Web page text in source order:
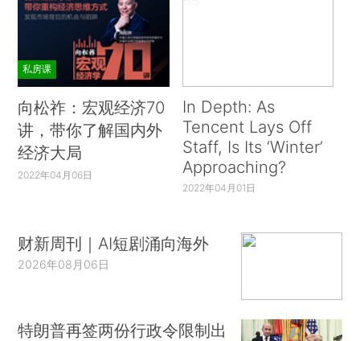
私房课
向松祚：宏观经济70
讲，带你了解国内外
经济大局
2022年04月06日
In Depth: As
Tencent Lays Off
Staff, Is Its ‘Winter’
Approaching?
2022年04月01日
财新周刊｜AI短剧涌向海外
2026年08月06日
特朗普再签两份行政令限制出